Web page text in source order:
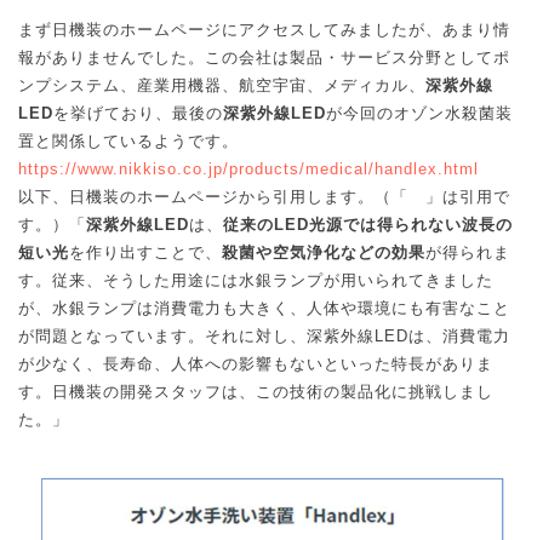
まず日機装のホームページにアクセスしてみましたが、あまり情
報がありませんでした。この会社は製品・サービス分野としてポ
ンプシステム、産業用機器、航空宇宙、メディカル、 深紫外線
LEDを挙げており、最後の深紫外線 LEDが今回のオゾン水殺菌装
置と関係しているようです。
https://www.nikkiso.co.jp/products/medical/handlex.html
以下、日機装のホームページから引用します。（「 」は引用で
す。）「 深紫外線 LEDは、 従来の LED光源では得られない波長の
短い光を作り出すことで、 殺菌や空気浄化などの効果が得られま
す。従来、そうした用途には水銀ランプが用いられてきました
が、水銀ランプは消費電力も大きく、人体や環境にも有害なこと
が問題となっています。それに対し、深紫外線 LEDは、消費電力
が少なく、長寿命、人体への影響もないといった特長がありま
す。日機装の開発スタッフは、この技術の製品化に挑戦しまし
た。」